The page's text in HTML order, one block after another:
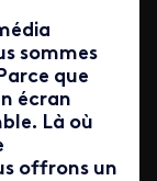
sommes
que
écran
Là où
offrons un